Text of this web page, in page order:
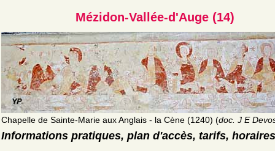
Mézidon-Vallée-d'Auge (14)
Chapelle de Sainte-Marie aux Anglais - la Cène (1240) (doc. J E
Informations pratiques, plan d'accès, tarifs, horaires